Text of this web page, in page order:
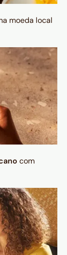
moeda local
com